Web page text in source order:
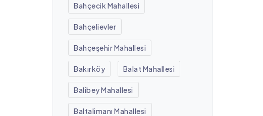
Bahçecik Mahallesi
Bahçelievler
Bahçeşehir Mahallesi
Bakırköy Balat Mahallesi
Balibey Mahallesi
Baltalimanı Mahallesi